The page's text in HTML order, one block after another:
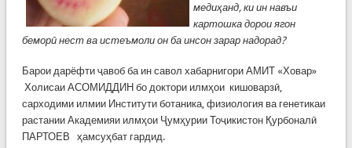
медиҳанд, ки ин навъи
картошка дорои ягон
беморӣ нест ва истеъмоли он ба инсон зарар надорад?
Барои дарёфти ҷавоб ба ин савол хабарнигори АМИТ «Ховар»
Холисаи АСОМИДДИН бо доктори илмҳои кишоварзӣ,
сарходими илмии Институти ботаника, физиология ва генетикаи
растании Академияи илмҳои Ҷумҳурии Тоҷикистон Қурбоналӣ
ПАРТОЕВ ҳамсуҳбат гардид.